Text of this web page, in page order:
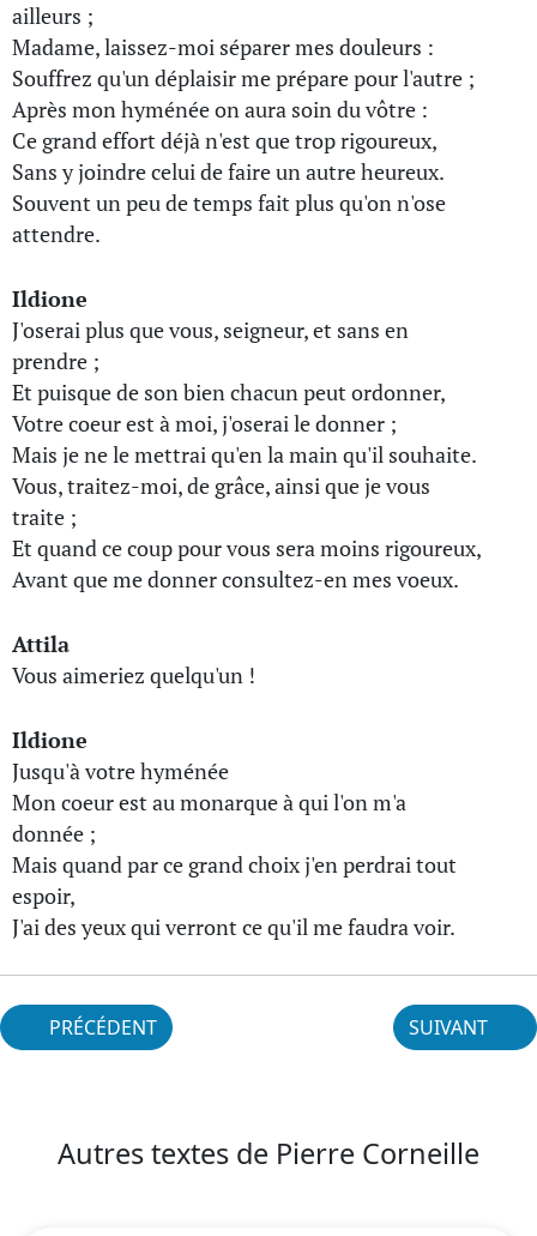
ailleurs ;
Madame, laissez-moi séparer mes douleurs :
Souffrez qu'un déplaisir me prépare pour l'autre ;
Après mon hyménée on aura soin du vôtre :
Ce grand effort déjà n'est que trop rigoureux,
Sans y joindre celui de faire un autre heureux.
Souvent un peu de temps fait plus qu'on n'ose
attendre.
Ildione
J'oserai plus que vous, seigneur, et sans en
prendre ;
Et puisque de son bien chacun peut ordonner,
Votre coeur est à moi, j'oserai le donner ;
Mais je ne le mettrai qu'en la main qu'il souhaite.
Vous, traitez-moi, de grâce, ainsi que je vous
traite ;
Et quand ce coup pour vous sera moins rigoureux,
Avant que me donner consultez-en mes voeux.
Attila
Vous aimeriez quelqu'un !
Ildione
Jusqu'à votre hyménée
Mon coeur est au monarque à qui l'on m'a
donnée ;
Mais quand par ce grand choix j'en perdrai tout
espoir,
J'ai des yeux qui verront ce qu'il me faudra voir.
PRÉCÉDENT SUIVANT
Autres textes de Pierre Corneille